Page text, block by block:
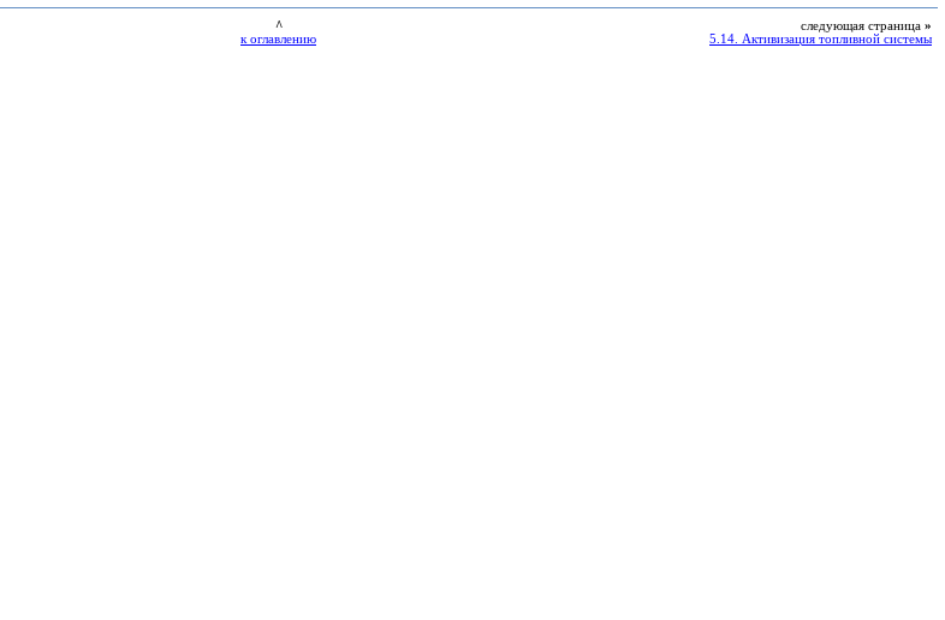
^
к оглавлению
следующая страница »
5.14. Активизация топливной системы